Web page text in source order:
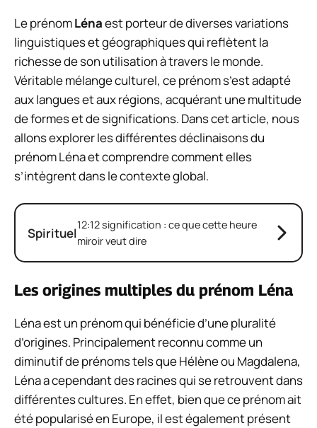
Le prénomLénaest porteur de diverses variations
linguistiques et géographiques qui reflètent la
richesse de son utilisation à travers le monde.
Véritable mélange culturel, ce prénom s’est adapté
aux langues et aux régions, acquérant une multitude
de formes et de significations. Dans cet article, nous
allons explorer les différentes déclinaisons du
prénom Léna et comprendre comment elles
s’intègrent dans le contexte global.
Spirituel12:12 signification : ce que cette heure
miroir veut dire
Les origines multiples du prénom Léna
Léna est un prénom qui bénéficie d’une pluralité
d’origines. Principalement reconnu comme un
diminutif de prénoms tels que Hélène ou Magdalena,
Léna a cependant des racines qui se retrouvent dans
différentes cultures. En effet, bien que ce prénom ait
été popularisé en Europe, il est également présent